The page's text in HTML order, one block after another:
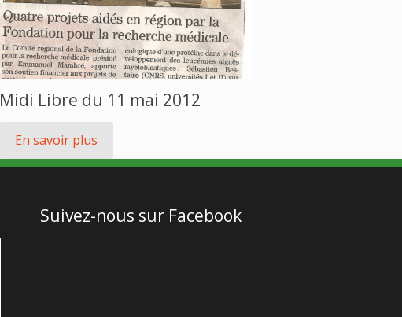
Midi Libre du 11 mai 2012
En savoir plus
Suivez-nous sur Facebook